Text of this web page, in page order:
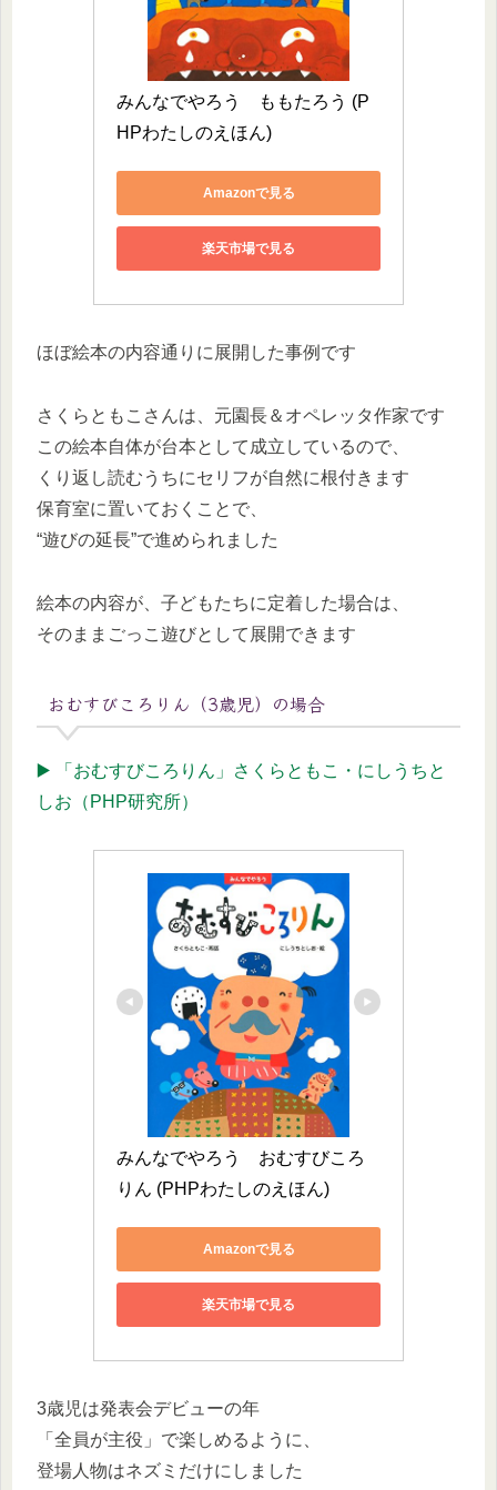
みんなでやろう　ももたろう (P
HPわたしのえほん)
Amazonで見る
楽天市場で見る
ほぼ絵本の内容通りに展開した事例です
さくらともこさんは、元園長＆オペレッタ作家です
この絵本自体が台本として成立しているので、
くり返し読むうちにセリフが自然に根付きます
保育室に置いておくことで、
“遊びの延長”で進められました
絵本の内容が、子どもたちに定着した場合は、
そのままごっこ遊びとして展開できます
おむすびころりん（3歳児）の場合
▶️ 「おむすびころりん」さくらともこ・にしうちと
しお（PHP研究所）
みんなでやろう　おむすびころ
りん (PHPわたしのえほん)
Amazonで見る
楽天市場で見る
3歳児は発表会デビューの年
「全員が主役」で楽しめるように、
登場人物はネズミだけにしました